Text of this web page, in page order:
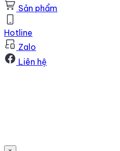
Sản phẩm
Hotline
Zalo
Liên hệ